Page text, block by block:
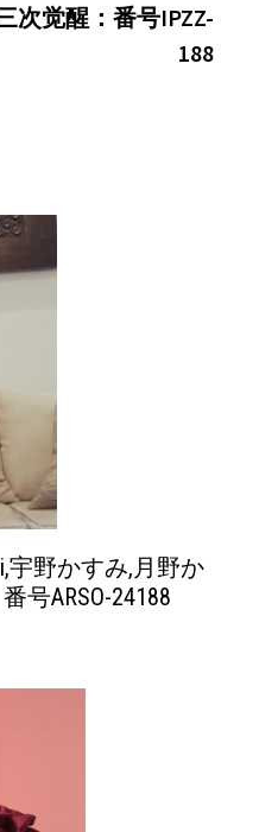
post:
次觉醒：番号IPZZ-
188
宇野かすみ,月野か
号ARSO-24188